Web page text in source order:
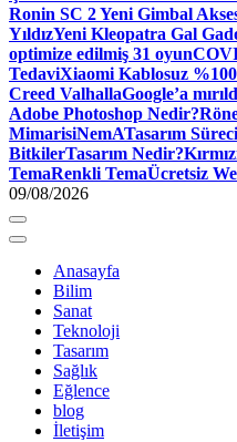
Ronin SC 2 Yeni Gimbal
YıldızYeni Kleopatra Gal
optimize edilmiş 31 oyun
TedaviXiaomi Kablosuz
Creed ValhallaGoogle’a
Adobe Photoshop Nedir?
MimarisiNemATasarım Süreci
BitkilerTasarım Nedir?
TemaRenkli TemaÜcretsiz
09/08/2026
Anasayfa
Bilim
Sanat
Teknoloji
Tasarım
Sağlık
Eğlence
blog
İletişim